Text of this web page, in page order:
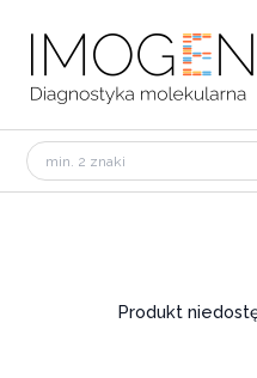
Produkt